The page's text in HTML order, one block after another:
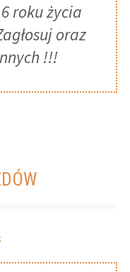
roku życia
oraz
!!!